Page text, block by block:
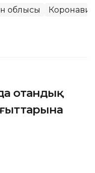
облысы
отандық